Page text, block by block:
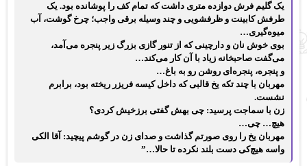
یک گلیم فرش دوازده متری داشت که تمام کف را پوشانده بود. یک
طرفش کابینت و ظرفشویی و چند وسیله برقی واجب؛ چرخ گوشت، آب
میوه‌گیری…
بوی خوش نان و دارچینی که از تنور گازی بزرگ زیر پنجره می‌آمد،
می‌گفت صاحبخانه زیاد با آن کار می‌کند…
و پنجره، پنجره‌ای روشن رو به باغ…
مهربان با چند تکه یخ قالبی که داخل کیسه فریزر ریخته بود، برابرم
نشست.
زن با سماجت پرسید: چی بهش گفتی برزخیش کردی؟
هیچ… چی…
مهربان یخ را روی صورتم گذاشت و صدای زن در گوشم پیچید: آقا الکی
واسه هیچ‌کی دست بلند نکرده تا حالا…”